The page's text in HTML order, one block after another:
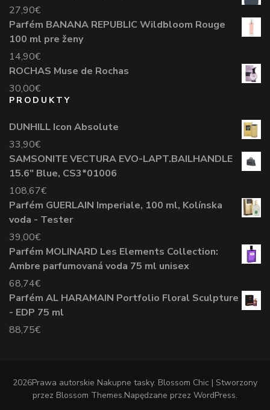
27,90€
Parfém BANANA REPUBLIC Wildbloom Rouge
100 ml pre ženy
14,90€
ROCHAS Muse de Rochas
30,00€
PRODUKTY
DUNHILL Icon Absolute
33,90€
SAMSONITE VECTURA EVO-LAPT.BAILHANDLE
15.6" Blue, CS3*01006
108,67€
Parfém GUERLAIN Imperiale, 100 ml, Kolínska
voda - Tester
39,00€
Parfém MOLINARD Les Elements Collection:
Ambre parfumovaná voda 75 ml unisex
68,74€
Parfém AL HARAMAIN Portfolio Floral Sculpture
- EDP 75 ml
88,75€
2026Prawa autorskie Nakupne tasky. Blossom Chic | Stworzony
przez Blossom Themes.Napędzane przez WordPress.